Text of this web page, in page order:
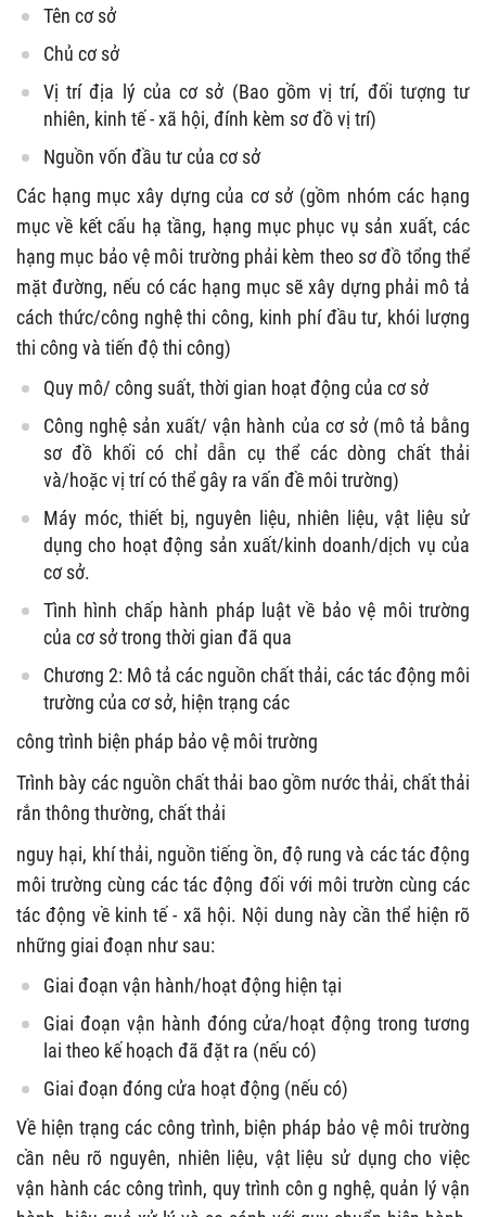
Tên cơ sở
Chủ cơ sở
Vị trí địa lý của cơ sở (Bao gồm vị trí, đối tượng tư
nhiên, kinh tế - xã hội, đính kèm sơ đồ vị trí)
Nguồn vốn đầu tư của cơ sở
Các hạng mục xây dựng của cơ sở (gồm nhóm các hạng
mục về kết cấu hạ tầng, hạng mục phục vụ sản xuất, các
hạng mục bảo vệ môi trường phải kèm theo sơ đồ tổng thể
mặt đường, nếu có các hạng mục sẽ xây dựng phải mô tả
cách thức/công nghệ thi công, kinh phí đầu tư, khói lượng
thi công và tiến độ thi công)
Quy mô/ công suất, thời gian hoạt động của cơ sở
Công nghệ sản xuất/ vận hành của cơ sở (mô tả bằng
sơ đồ khối có chỉ dẫn cụ thể các dòng chất thải
và/hoặc vị trí có thể gây ra vấn đề môi trường)
Máy móc, thiết bị, nguyên liệu, nhiên liệu, vật liệu sử
dụng cho hoạt động sản xuất/kinh doanh/dịch vụ của
cơ sở.
Tình hình chấp hành pháp luật về bảo vệ môi trường
của cơ sở trong thời gian đã qua
Chương 2: Mô tả các nguồn chất thải, các tác động môi
trường của cơ sở, hiện trạng các
công trình biện pháp bảo vệ môi trường
Trình bày các nguồn chất thải bao gồm nước thải, chất thải
rắn thông thường, chất thải
nguy hại, khí thải, nguồn tiếng ồn, độ rung và các tác động
môi trường cùng các tác động đối với môi trườn cùng các
tác động về kinh tế - xã hội. Nội dung này cần thể hiện rõ
những giai đoạn như sau:
Giai đoạn vận hành/hoạt động hiện tại
Giai đoạn vận hành đóng cửa/hoạt động trong tương
lai theo kế hoạch đã đặt ra (nếu có)
Giai đoạn đóng cửa hoạt động (nếu có)
Về hiện trạng các công trình, biện pháp bảo vệ môi trường
cần nêu rõ nguyên, nhiên liệu, vật liệu sử dụng cho việc
vận hành các công trình, quy trình côn g nghệ, quản lý vận